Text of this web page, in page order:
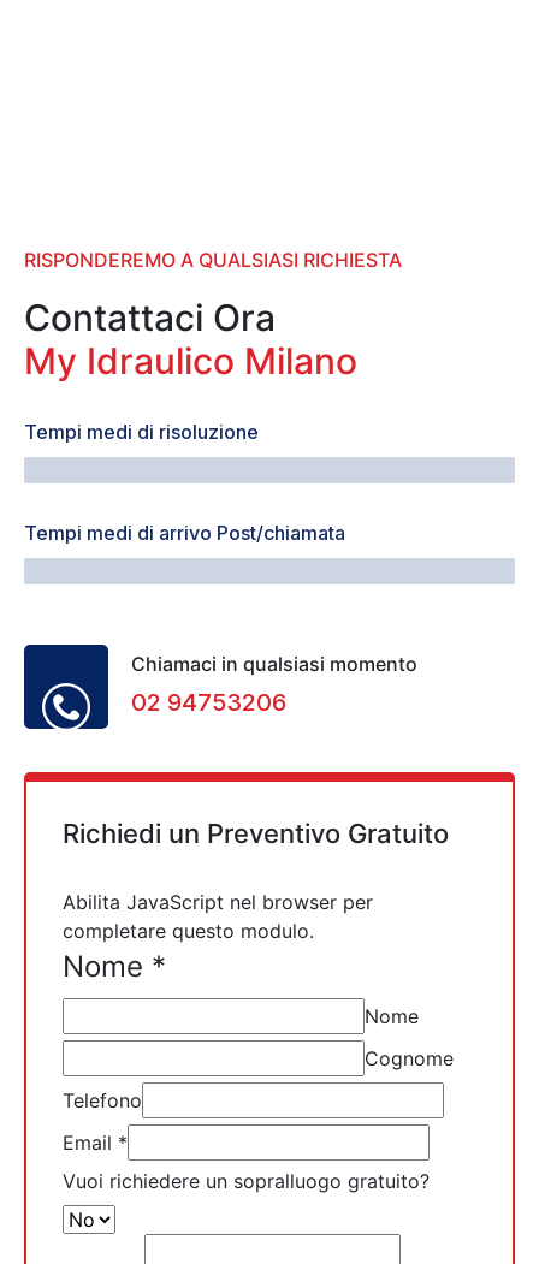
RISPONDEREMO A QUALSIASI RICHIESTA
Contattaci Ora
My Idraulico Milano
Tempi medi di risoluzione
Tempi medi di arrivo Post/chiamata
Chiamaci in qualsiasi momento
02 94753206
Richiedi un Preventivo Gratuito
Abilita JavaScript nel browser per
completare questo modulo.
Nome *
Nome
Cognome
Telefono
Email *
Vuoi richiedere un sopralluogo gratuito?